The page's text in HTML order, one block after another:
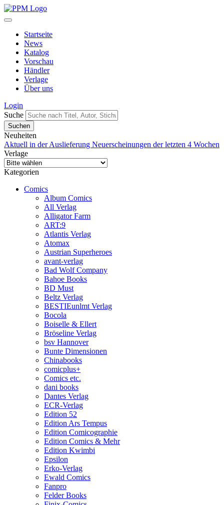
Startseite
News
Katalog
Vorschau
Händler
Verlage
Über uns
Login
Suche
Neuheiten
Aktuell in der Auslieferung Neuerscheinungen der letzten 4 Wochen
Verlage
Kategorien
Comics
Album Comics
All Verlag
Alligator Farm
ART:9
Atlantis Verlag
Atomax
Austrian Superheroes
avant-verlag
Bad Wolf Company
Bahoe Books
BD Must
Beltz Verlag
BESTIEunlmt Verlag
Bocola
Boiselle & Ellert
Bröseline Verlag
bsv Hannover
Bunte Dimensionen
Chinabooks
comicplus+
Comics etc.
dani books
Dantes Verlag
ECR-Verlag
Edition 52
Edition Ars Tempus
Edition Comicographie
Edition Comics & Mehr
Edition Kwimbi
Epsilon
Erko-Verlag
Ewald Comics
Fanpro
Felder Books